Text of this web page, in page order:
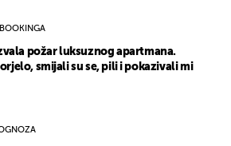
požar luksuznog apartmana.
smijali su se, pili i pokazivali mi